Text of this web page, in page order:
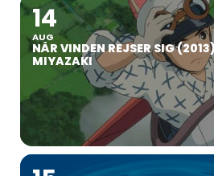
14
AUG
NÅR VINDEN REJSER SIG
MIYAZAKI